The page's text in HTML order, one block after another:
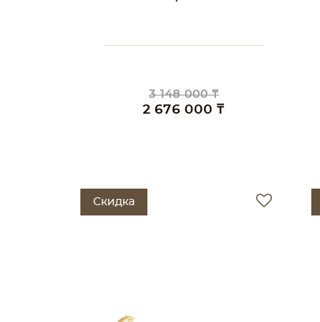
3 148 000 ₸
2 676 000 ₸
Скидка